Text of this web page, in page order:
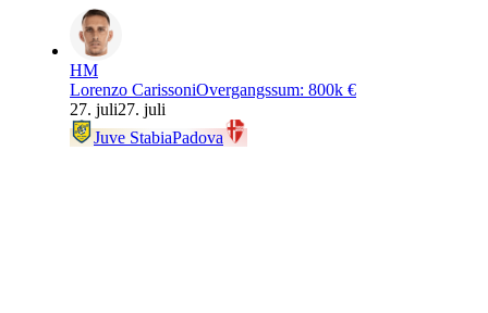
HM
Lorenzo CarissoniOvergangssum: 800k €
27. juli27. juli
Juve StabiaPadova